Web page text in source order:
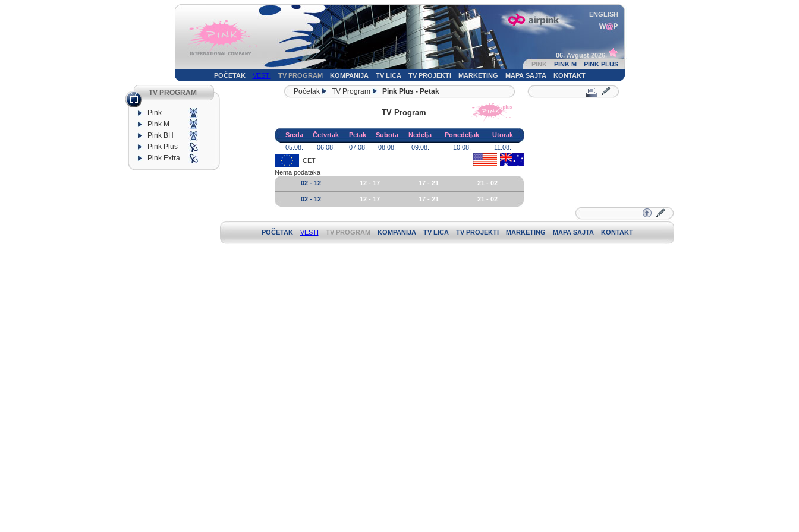
ENGLISH
06. Avgust 2026.
PINK
PINK M
PINK PLUS
POČETAK
VESTI TV PROGRAM KOMPANIJA TV LICA TV PROJEKTI MARKETING MAPA SAJTA KONTAKT
TV PROGRAM
Pink
Pink M
Pink BH
Pink Plus
Pink Extra
Početak TV Program Pink Plus - Petak
TV Program
Sreda Četvrtak Petak Subota Nedelja Ponedeljak
Utorak
05.08.
06.08. 07.08. 08.08. 09.08. 10.08.
11.08.
CET
Nema podataka
02 - 12
12 - 17 17 - 21 21 - 02
02 - 12 12 - 17 17 - 21 21 - 02
POČETAK VESTI TV PROGRAM KOMPANIJA TV LICA TV PROJEKTI MARKETING MAPA SAJTA KONTAKT